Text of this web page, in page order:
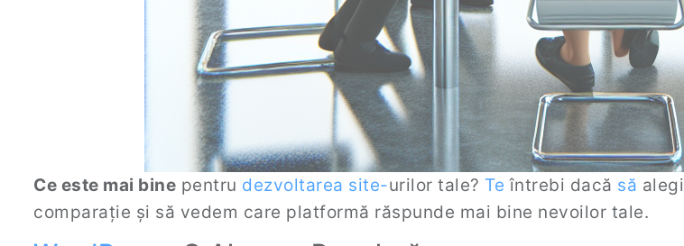
Ce este mai bine pentru dezvoltarea site-urilor tale? Te întrebi dacă să alegi
comparație și să vedem care platformă răspunde mai bine nevoilor tale.